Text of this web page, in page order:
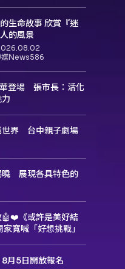
生命故事 欣賞『迷
的風景
媒News586
登場 張市長：活化
世界 台中親子劇場
曉 展現各具特色的
🤖❤️《或許是美好結
寬喊「好想挑戰」
月5日開放報名